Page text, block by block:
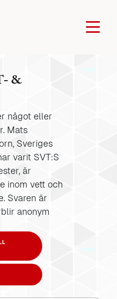
&
något eller
Mats
Sveriges
varit SVT:S
är
inom vett och
Svaren är
anonym